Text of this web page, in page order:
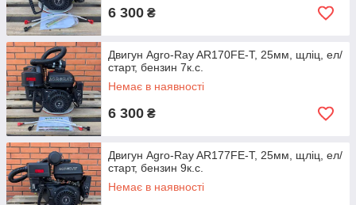
6 300 ₴
Двигун Agro-Ray AR170FЕ-Т, 25мм, щліц, ел/
старт, бензин 7к.с.
Немає в наявності
6 300 ₴
Двигун Agro-Ray AR177FЕ-Т, 25мм, щліц, ел/
старт, бензин 9к.с.
Немає в наявності